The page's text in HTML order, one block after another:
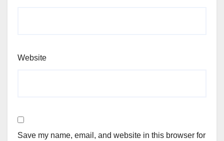
Website
Save my name, email, and website in this browser for